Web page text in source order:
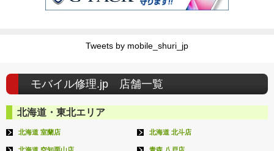
Tweets by mobile_shuri_jp
モバイル修理.jp 店舗一覧
北海道・東北エリア
北海道 室蘭店 北海道 北斗店